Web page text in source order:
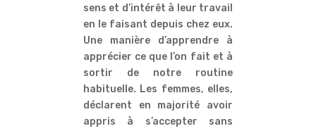
sens et d’intérêt à leur travail
en le faisant depuis chez eux.
Une manière d’apprendre à
apprécier ce que l’on fait et à
sortir de notre routine
habituelle. Les femmes, elles,
déclarent en majorité avoir
appris à s’accepter sans